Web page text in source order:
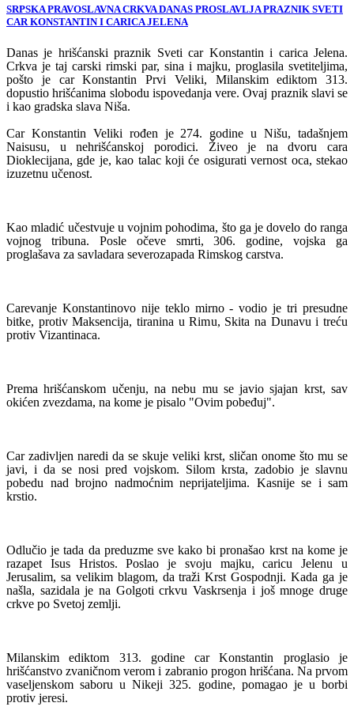
SRPSKA PRAVOSLAVNA CRKVA DANAS PROSLAVLJA PRAZNIK SVETI
CAR KONSTANTIN I CARICA JELENA
Danas je hrišćanski praznik Sveti car Konstantin i carica Jelena.
Crkva je taj carski rimski par, sina i majku, proglasila svetiteljima,
pošto je car Konstantin Prvi Veliki, Milanskim ediktom 313.
dopustio hrišćanima slobodu ispovedanja vere. Ovaj praznik slavi se
i kao gradska slava Niša.
Car Konstantin Veliki rođen je 274. godine u Nišu, tadašnjem
Naisusu, u nehrišćanskoj porodici. Živeo je na dvoru cara
Dioklecijana, gde je, kao talac koji će osigurati vernost oca, stekao
izuzetnu učenost.
Kao mladić učestvuje u vojnim pohodima, što ga je dovelo do ranga
vojnog tribuna. Posle očeve smrti, 306. godine, vojska ga
proglašava za savladara severozapada Rimskog carstva.
Carevanje Konstantinovo nije teklo mirno - vodio je tri presudne
bitke, protiv Maksencija, tiranina u Rimu, Skita na Dunavu i treću
protiv Vizantinaca.
Prema hrišćanskom učenju, na nebu mu se javio sjajan krst, sav
okićen zvezdama, na kome je pisalo "Ovim pobeđuj".
Car zadivljen naredi da se skuje veliki krst, sličan onome što mu se
javi, i da se nosi pred vojskom. Silom krsta, zadobio je slavnu
pobedu nad brojno nadmoćnim neprijateljima. Kasnije se i sam
krstio.
Odlučio je tada da preduzme sve kako bi pronašao krst na kome je
razapet Isus Hristos. Poslao je svoju majku, caricu Jelenu u
Jerusalim, sa velikim blagom, da traži Krst Gospodnji. Kada ga je
našla, sazidala je na Golgoti crkvu Vaskrsenja i još mnoge druge
crkve po Svetoj zemlji.
Milanskim ediktom 313. godine car Konstantin proglasio je
hrišćanstvo zvaničnom verom i zabranio progon hrišćana. Na prvom
vaseljenskom saboru u Nikeji 325. godine, pomagao je u borbi
protiv jeresi.